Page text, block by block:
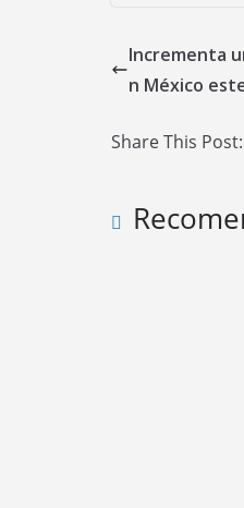
Incrementa
n México
Share This Post: